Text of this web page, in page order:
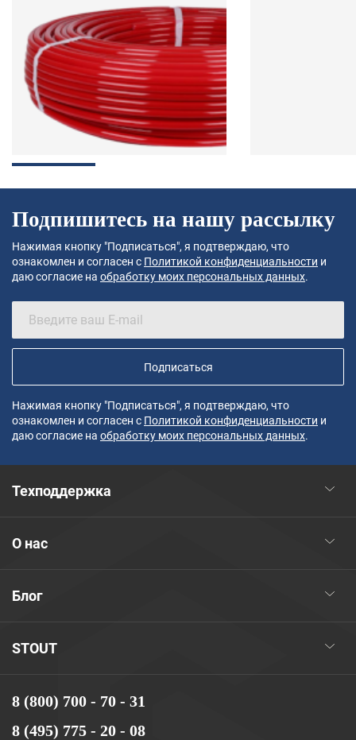
Подпишитесь на нашу рассылку
Нажимая кнопку "Подписаться", я подтверждаю, что
ознакомлен и согласен с Политикой конфиденциальности и
даю согласие на обработку моих персональных данных.
Подписаться
Нажимая кнопку "Подписаться", я подтверждаю, что
ознакомлен и согласен с Политикой конфиденциальности и
даю согласие на обработку моих персональных данных.
8 (800) 700 - 70 - 31
8 (495) 775 - 20 - 08
STOUT
Блог
О нас
Техподдержка